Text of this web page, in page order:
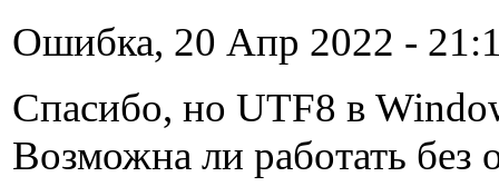
Ошибка, 20 Апр 2022 -
Спасибо, но UTF8 в
Возможна ли работать без